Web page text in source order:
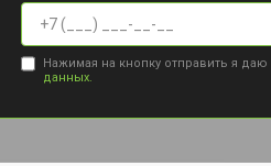
Нажимая на кнопку отправить я
данных.